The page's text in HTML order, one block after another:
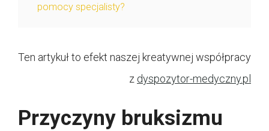
pomocy specjalisty?
Ten artykuł to efekt naszej kreatywnej współpracy
z dyspozytor-medyczny.pl
Przyczyny bruksizmu